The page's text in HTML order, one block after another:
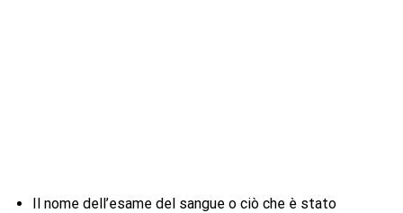
Il nome dell’esame del sangue o ciò che è stato